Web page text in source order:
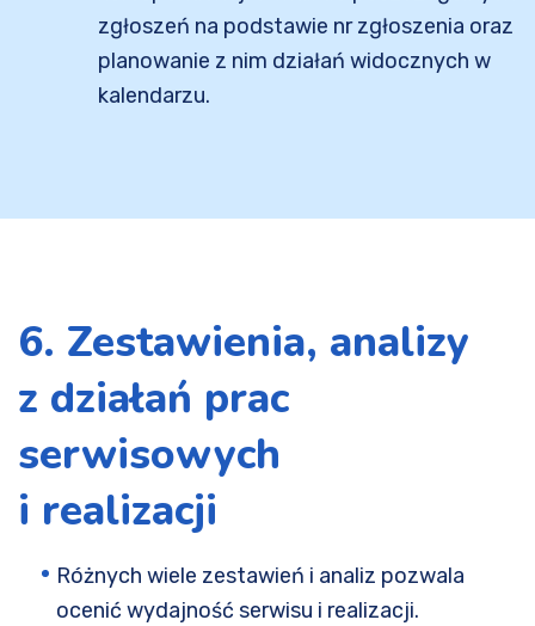
zgłoszeń na podstawie nr zgłoszenia oraz
planowanie z nim działań widocznych w
kalendarzu.
6. Zestawienia, analizy
z działań prac
serwisowych
i realizacji
Różnych wiele zestawień i analiz pozwala
ocenić wydajność serwisu i realizacji.